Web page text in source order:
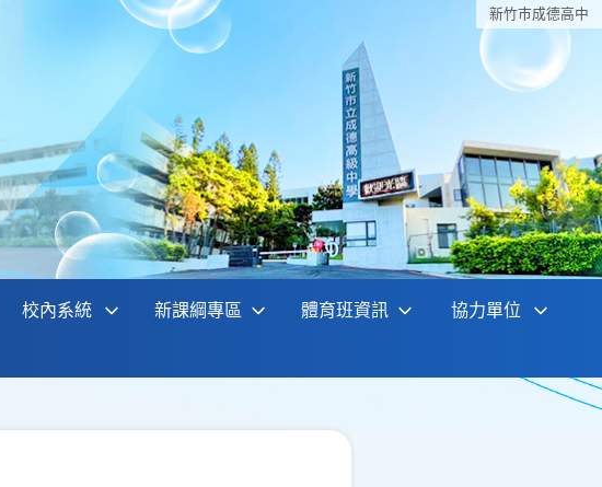
新竹巿成德高中
校內系統 新課綱專區 體育班資訊 協力單位